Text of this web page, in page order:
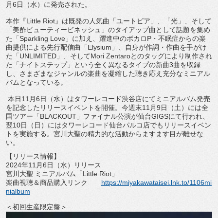
月6日（水）に発売された。
本作『Little Riot』は既発の人気曲「ユートピア」、「光」、そして
「美酢ビューティービネッシュ」 のタイアップ曲として話題を集め
た「Sparkling Love」に加え、躍進中のボカロP・ 不眠症からの楽
曲提供による先行配信曲「Elysium」、
自身が作詞・作曲を手がけ
た「UNLIMITED」、 そしてMori Zentaroとのタッグにより制作され
た「ナイトステップ」
という全く異なるタイプの新曲3曲を収録
し、 さまざまなジャンルの楽曲を凝縮した聴き応え充分なミニアル
バム となっている。
本日11月6日（水） はタワーレコード渋谷店にてミニアルバム発売
を記念したリリースイベントを開催。今週末11月9日（土）には全
国ツアー「BLACKOUT」ファイナル公演が仙台GIGSにて行われ、
翌10日（日） にはタワーレコード仙台パルコ店でもリリースイベン
トを実施する 。宮川大聖の精力的な活動からますます目が離せな
い。
【リリース情報】
2024年11月6日（水）リリース
宮川大聖 ミニアルバム「Little Riot」
楽曲視聴＆商品購入リンク https://miyakawataisei.lnk.to/1106mi
nialbum
＜初回生産限定盤＞